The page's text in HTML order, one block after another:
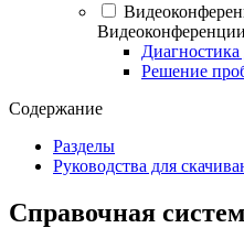
Видеоконференции
Решение
Содержание
Разделы
Руководства для
Справочная